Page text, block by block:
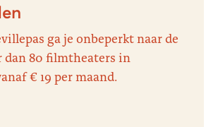
ga je onbeperkt naar de
80 filmtheaters in
€ 19 per maand.